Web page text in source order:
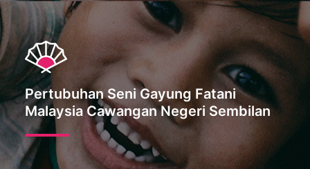
Pertubuhan Seni Gayung Fatani
Malaysia Cawangan Negeri Sembilan